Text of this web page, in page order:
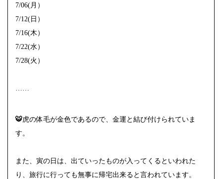
7/06(月）
7/12(日）
7/16(木）
7/22(水）
7/28(火）
🐯虎の体毛が金色であるので、金運と結び付けられていま
す。
また、寅の日は、出ていったものが入ってくるといわれた
り、旅行に行っても無事に帰宅出来ると言われています。